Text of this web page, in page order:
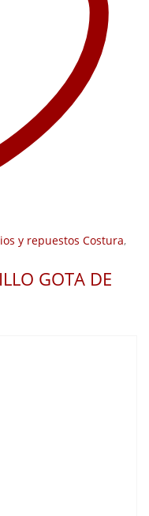
y repuestos Costura,
GOTA DE